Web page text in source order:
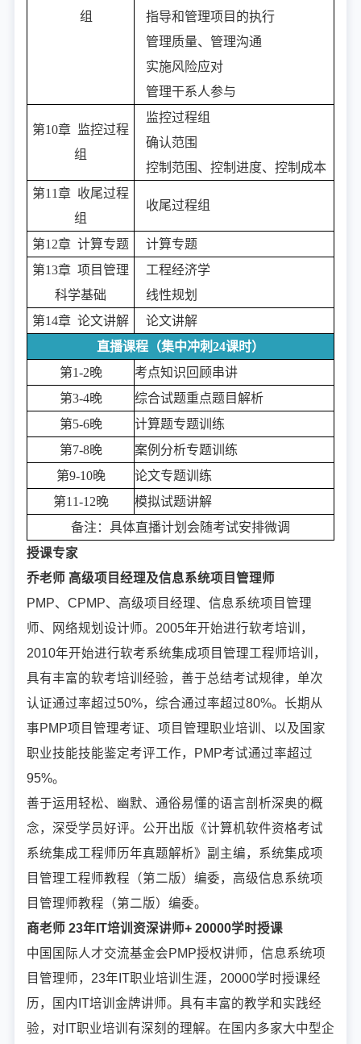
组
指导和管理项目的执行
管理质量、管理沟通
实施风险应对
管理干系人参与
第10章 监控过程
组
监控过程组
确认范围
控制范围、控制进度、控制成本
第11章 收尾过程
组
收尾过程组
第12章 计算专题
计算专题
第13章 项目管理
科学基础
工程经济学
线性规划
第14章 论文讲解
论文讲解
直播课程（集中冲刺24课时）
第1-2晚
考点知识回顾串讲
第3-4晚
综合试题重点题目解析
第5-6晚
计算题专题训练
第7-8晚
案例分析专题训练
第9-10晚
论文专题训练
第11-12晚
模拟试题讲解
备注：具体直播计划会随考试安排微调
授课专家
乔老师 高级项目经理及信息系统项目管理师
PMP、CPMP、高级项目经理、信息系统项目管理
师、网络规划设计师。2005年开始进行软考培训，
2010年开始进行软考系统集成项目管理工程师培训，
具有丰富的软考培训经验，善于总结考试规律，单次
认证通过率超过50%，综合通过率超过80%。长期从
事PMP项目管理考证、项目管理职业培训、以及国家
职业技能技能鉴定考评工作，PMP考试通过率超过
95%。
善于运用轻松、幽默、通俗易懂的语言剖析深奥的概
念，深受学员好评。公开出版《计算机软件资格考试
系统集成工程师历年真题解析》副主编，系统集成项
目管理工程师教程（第二版）编委，高级信息系统项
目管理师教程（第二版）编委。
商老师 23年IT培训资深讲师+ 20000学时授课
中国国际人才交流基金会PMP授权讲师，信息系统项
目管理师，23年IT职业培训生涯，20000学时授课经
历，国内IT培训金牌讲师。具有丰富的教学和实践经
验，对IT职业培训有深刻的理解。在国内多家大中型企